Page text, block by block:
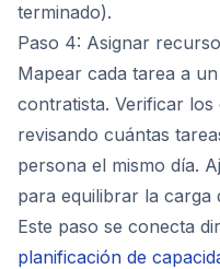
terminado).
Paso 4: Asignar
Mapear cada tarea a
contratista. Verificar
revisando cuántas
persona el mismo día.
para equilibrar la carga
Este paso se conecta
planificación de